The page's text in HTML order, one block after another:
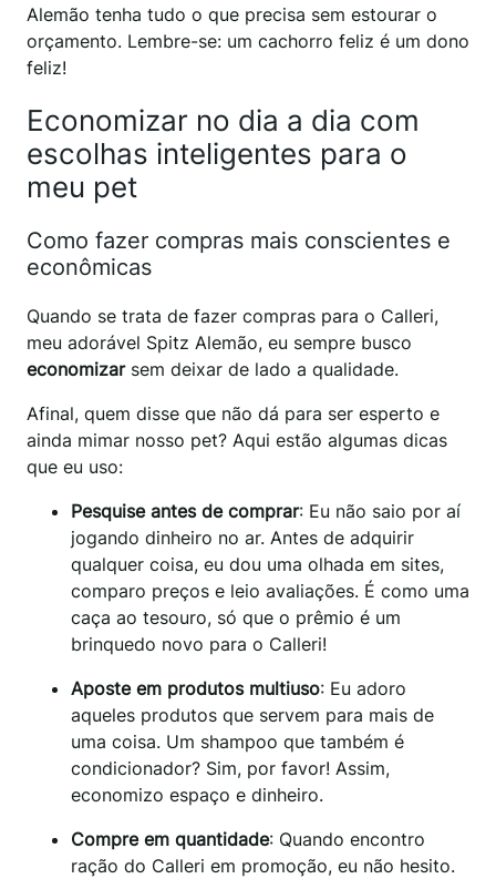
Alemão tenha tudo o que precisa sem estourar o
orçamento. Lembre-se: um cachorro feliz é um dono
feliz!
Economizar no dia a dia com
escolhas inteligentes para o
meu pet
Como fazer compras mais conscientes e
econômicas
Quando se trata de fazer compras para o Calleri,
meu adorável Spitz Alemão, eu sempre busco
economizarsem deixar de lado a qualidade.
Afinal, quem disse que não dá para ser esperto e
ainda mimar nosso pet? Aqui estão algumas dicas
que eu uso:
Pesquise antes de comprar: Eu não saio por aí
jogando dinheiro no ar. Antes de adquirir
qualquer coisa, eu dou uma olhada em sites,
comparo preços e leio avaliações. É como uma
caça ao tesouro, só que o prêmio é um
brinquedo novo para o Calleri!
Aposte em produtos multiuso: Eu adoro
aqueles produtos que servem para mais de
uma coisa. Um shampoo que também é
condicionador? Sim, por favor! Assim,
economizo espaço e dinheiro.
Compre em quantidade: Quando encontro
ração do Calleri em promoção, eu não hesito.